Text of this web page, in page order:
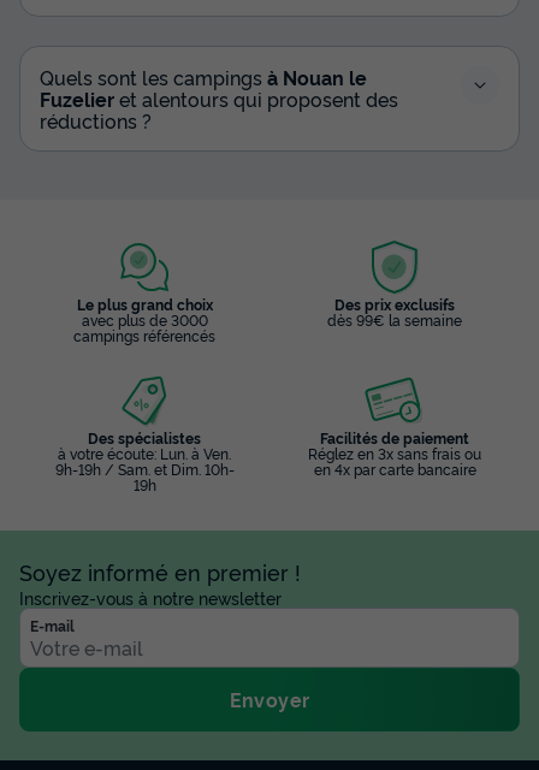
Quels sont les campings à Nouan le
Fuzelieret alentours qui proposent des
réductions ?
Le plus grand choix
avec plus de 3000
campings référencés
Des prix exclusifs
dès 99€ la semaine
Des spécialistes
à votre écoute: Lun. à Ven.
9h-19h / Sam. et Dim. 10h-
19h
Facilités de paiement
Réglez en 3x sans frais ou
en 4x par carte bancaire
Soyez informé en premier !
Inscrivez-vous à notre newsletter
E-mail
Envoyer